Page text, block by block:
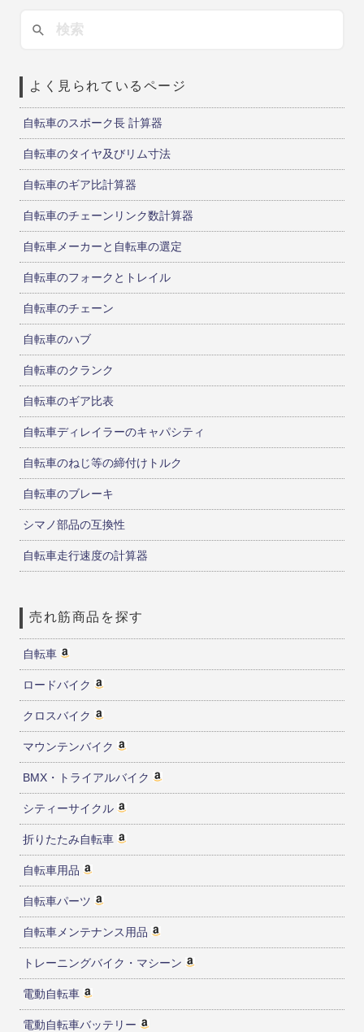
よく見られているページ
自転車のスポーク長 計算器
自転車のタイヤ及びリム寸法
自転車のギア比計算器
自転車のチェーンリンク数計算器
自転車メーカーと自転車の選定
自転車のフォークとトレイル
自転車のチェーン
自転車のハブ
自転車のクランク
自転車のギア比表
自転車ディレイラーのキャパシティ
自転車のねじ等の締付けトルク
自転車のブレーキ
シマノ部品の互換性
自転車走行速度の計算器
売れ筋商品を探す
自転車
ロードバイク
クロスバイク
マウンテンバイク
BMX・トライアルバイク
シティーサイクル
折りたたみ自転車
自転車用品
自転車パーツ
自転車メンテナンス用品
トレーニングバイク・マシーン
電動自転車
電動自転車バッテリー